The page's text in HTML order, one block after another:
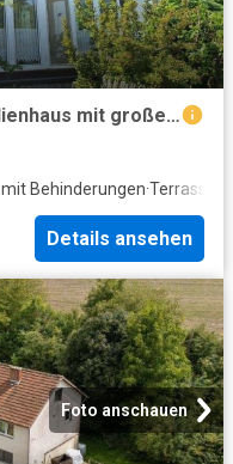
Großzügiges Ein bis Zweifamilienhaus mit großem Garten in ruhiger Siedlungslage
Behinderungen·Terrasse
Details ansehen
Foto anschauen